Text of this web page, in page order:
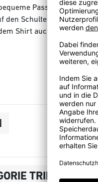
Passform.
den Schultern und dem
Shirt auch unserer
TRIKOTS